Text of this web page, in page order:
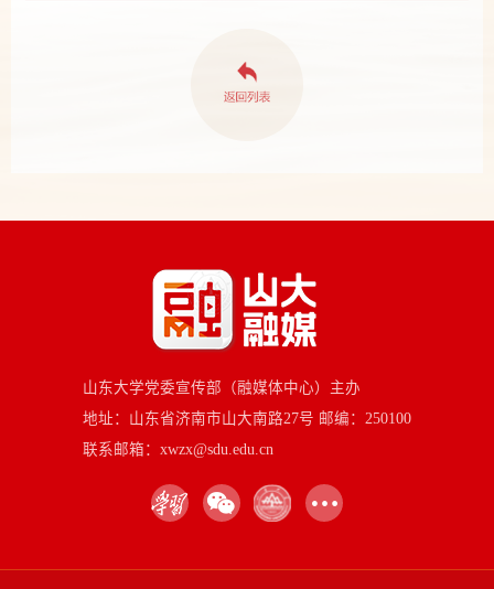
山东大学党委宣传部（融媒体中心）主办
地址：山东省济南市山大南路27号 邮编：250100
联系邮箱：xwzx@sdu.edu.cn